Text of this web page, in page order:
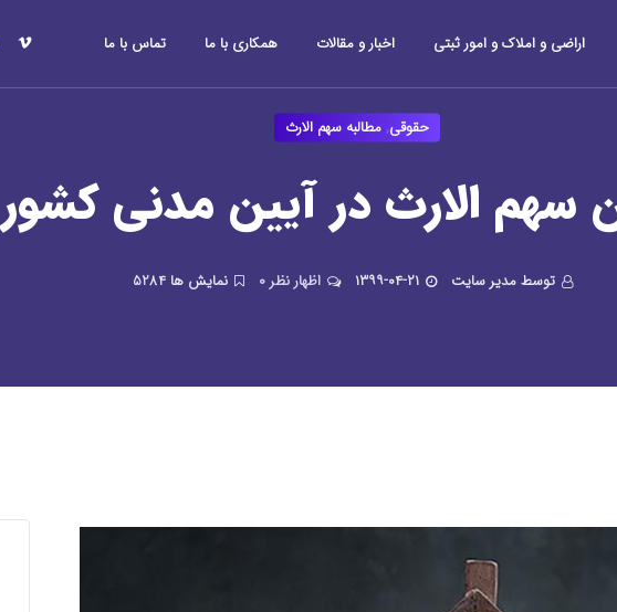
اراضی و املاک و امور ثبتی اخبار و مقالات همکاری با ما تماس با ما
حقوقی,مطالبه سهم الارث
سهم الارث در آیین مدنی کشور
توسط مدیر سایت ۱۳۹۹-۰۴-۲۱ ۰ اظهار نظر 5284 نمایش ها